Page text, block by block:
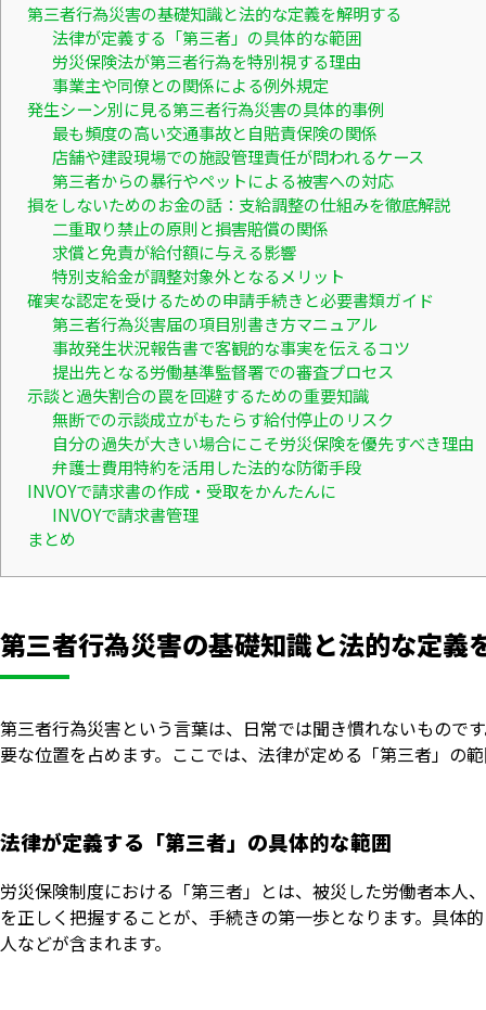
第三者行為災害の基礎知識と法的な定義を解明する
法律が定義する「第三者」の具体的な範囲
労災保険法が第三者行為を特別視する理由
事業主や同僚との関係による例外規定
発生シーン別に見る第三者行為災害の具体的事例
最も頻度の高い交通事故と自賠責保険の関係
店舗や建設現場での施設管理責任が問われるケース
第三者からの暴行やペットによる被害への対応
損をしないためのお金の話：支給調整の仕組みを徹底解説
二重取り禁止の原則と損害賠償の関係
求償と免責が給付額に与える影響
特別支給金が調整対象外となるメリット
確実な認定を受けるための申請手続きと必要書類ガイド
第三者行為災害届の項目別書き方マニュアル
事故発生状況報告書で客観的な事実を伝えるコツ
提出先となる労働基準監督署での審査プロセス
示談と過失割合の罠を回避するための重要知識
無断での示談成立がもたらす給付停止のリスク
自分の過失が大きい場合にこそ労災保険を優先すべき理由
弁護士費用特約を活用した法的な防衛手段
INVOYで請求書の作成・受取をかんたんに
INVOYで請求書管理
まとめ
第三者行為災害の基礎知識と法的な定義
第三者行為災害という言葉は、日常では聞き慣れないもので
要な位置を占めます。ここでは、法律が定める「第三者」の
法律が定義する「第三者」の具体的な範囲
労災保険制度における「第三者」とは、被災した労働者本人
を正しく把握することが、手続きの第一歩となります。具体
人などが含まれます。